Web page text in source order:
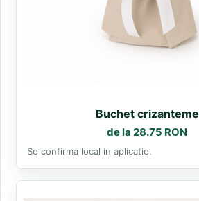
Buchet crizanteme
de la 28.75 RON
Se confirma local in aplicatie.